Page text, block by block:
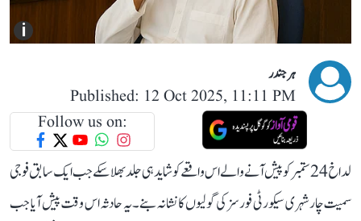
i
ہرجندر
Published: 12 Oct 2025, 11:11 PM
Follow us on:
لداخ 24 ستمبر کو پیش آنے والے اس واقعے کو شاید ہی جلد بھلا سکے جب ایک سابق فوجی
سمیت چار شہری سیکورٹی فورسز کی گولیوں کا نشانہ بنے۔ یہ حادثہ اس وقت پیش آیا جب